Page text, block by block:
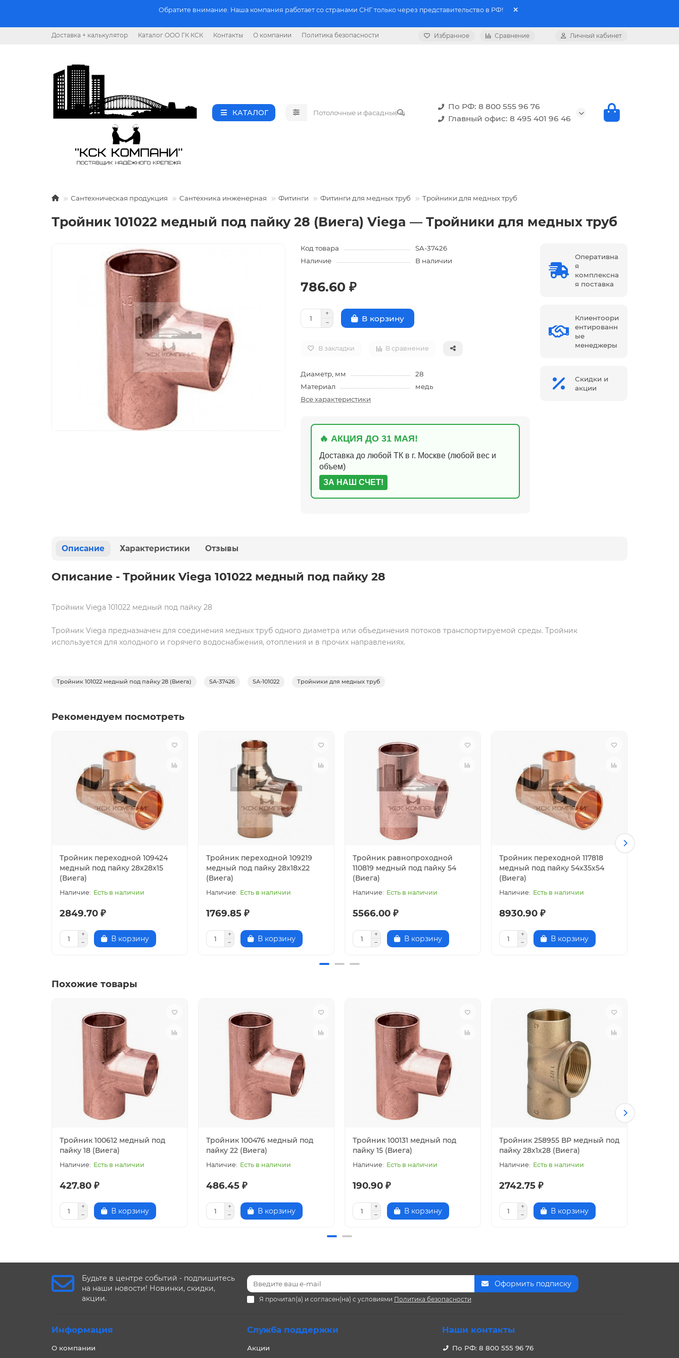
Обратите внимание. Наша компания работает со странами СНГ только через представительство в РФ!
Доставка + калькулятор Каталог ООО ГК КСК Контакты О компании Политика безопасности Избранное Сравнение Личный кабинет
КАТАЛОГ
По РФ: 8 800 555 96 76
Главный офис: 8 495 401 96 46
Сантехническая продукция Сантехника инженерная Фитинги Фитинги для медных труб Тройники для медных труб
Тройник 101022 медный под пайку 28 (Виега) Viega — Тройники для медных труб
Код товара
SA-37426
Наличие
В наличии
786.60 ₽
В корзину
В закладки В сравнение
Диаметр, мм
28
Материал
медь
Все характеристики
🔥 АКЦИЯ ДО 31 МАЯ!
Доставка до любой ТК в г. Москве (любой вес и
объем)
ЗА НАШ СЧЕТ!
Оперативна
я
комплексна
я поставка
Клиентоори
ентированн
ые
менеджеры
Скидки и
акции
Описание Характеристики Отзывы
Описание - Тройник Viega 101022 медный под пайку 28
Тройник Viega 101022 медный под пайку 28
Тройник Viega предназначен для соединения медных труб одного диаметра или объединения потоков транспортируемой среды. Тройник
используется для холодного и горячего водоснабжения, отопления и в прочих направлениях.
Тройник 101022 медный под пайку 28 (Виега) SA-37426 SA-101022 Тройники для медных труб
Рекомендуем посмотреть
Тройник переходной 109424
медный под пайку 28х28х15
(Виега)
Есть в наличии
2849.70 ₽
В корзину
Тройник переходной 109219
медный под пайку 28х18х22
(Виега)
Есть в наличии
1769.85 ₽
В корзину
Тройник равнопроходной
110819 медный под пайку 54
(Виега)
Есть в наличии
5566.00 ₽
В корзину
Тройник переходной 117818
медный под пайку 54х35х54
(Виега)
Есть в наличии
8930.90 ₽
В корзину
Похожие товары
Тройник 100612 медный под
пайку 18 (Виега)
Есть в наличии
427.80 ₽
В корзину
Тройник 100476 медный под
пайку 22 (Виега)
Есть в наличии
486.45 ₽
В корзину
Тройник 100131 медный под
пайку 15 (Виега)
Есть в наличии
190.90 ₽
В корзину
Тройник 258955 ВР медный под
пайку 28х1х28 (Виега)
Есть в наличии
2742.75 ₽
В корзину
Будьте в центре событий - подпишитесь
на наши новости! Новинки, скидки,
акции.
Оформить подписку
Я прочитал(а) и согласен(на) с условиями Политика безопасности
Информация
О компании
Служба поддержки
Акции
Наши контакты
По РФ: 8 800 555 96 76